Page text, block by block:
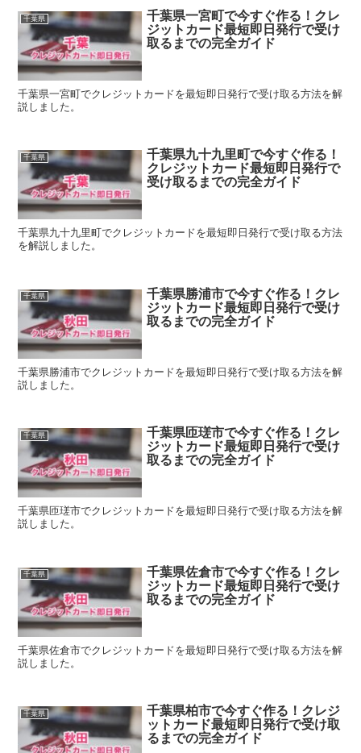
千葉県
千葉県一宮町で今すぐ作る！クレ
ジットカード最短即日発行で受け
取るまでの完全ガイド
千葉県一宮町でクレジットカードを最短即日発行で受け取る方法を解
説しました。
千葉県
千葉県九十九里町で今すぐ作る！
クレジットカード最短即日発行で
受け取るまでの完全ガイド
千葉県九十九里町でクレジットカードを最短即日発行で受け取る方法
を解説しました。
千葉県
千葉県勝浦市で今すぐ作る！クレ
ジットカード最短即日発行で受け
取るまでの完全ガイド
千葉県勝浦市でクレジットカードを最短即日発行で受け取る方法を解
説しました。
千葉県
千葉県匝瑳市で今すぐ作る！クレ
ジットカード最短即日発行で受け
取るまでの完全ガイド
千葉県匝瑳市でクレジットカードを最短即日発行で受け取る方法を解
説しました。
千葉県
千葉県佐倉市で今すぐ作る！クレ
ジットカード最短即日発行で受け
取るまでの完全ガイド
千葉県佐倉市でクレジットカードを最短即日発行で受け取る方法を解
説しました。
千葉県
千葉県柏市で今すぐ作る！クレジ
ットカード最短即日発行で受け取
るまでの完全ガイド